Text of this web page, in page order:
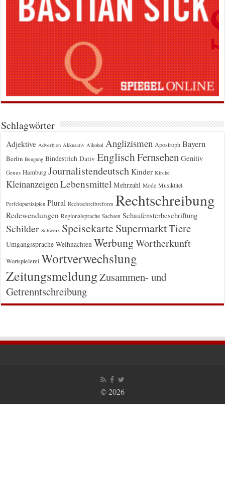
Schlagwörter
Adjektive Adverbien Akkusativ Alkohol Anglizismen Apostroph Bayern
Berlin Beugung Bindestrich Dativ EnglischFernsehen Genitiv
Genus Hamburg Journalistendeutsch Kinder Kirche
Kleinanzeigen Lebensmittel Mehrzahl Mode Musiktitel
Perfektpartizipien Plural Rechtschreibreform Rechtschreibung
Redewendungen Regionalsprache Sachsen Schaufensterbeschriftung
Schilder Schweiz Speisekarte SupermarktTiere
Umgangssprache Weihnachten WerbungWortherkunft
Wortspielerei Wortverwechslung
ZeitungsmeldungZusammen- und
Getrenntschreibung
© 2026